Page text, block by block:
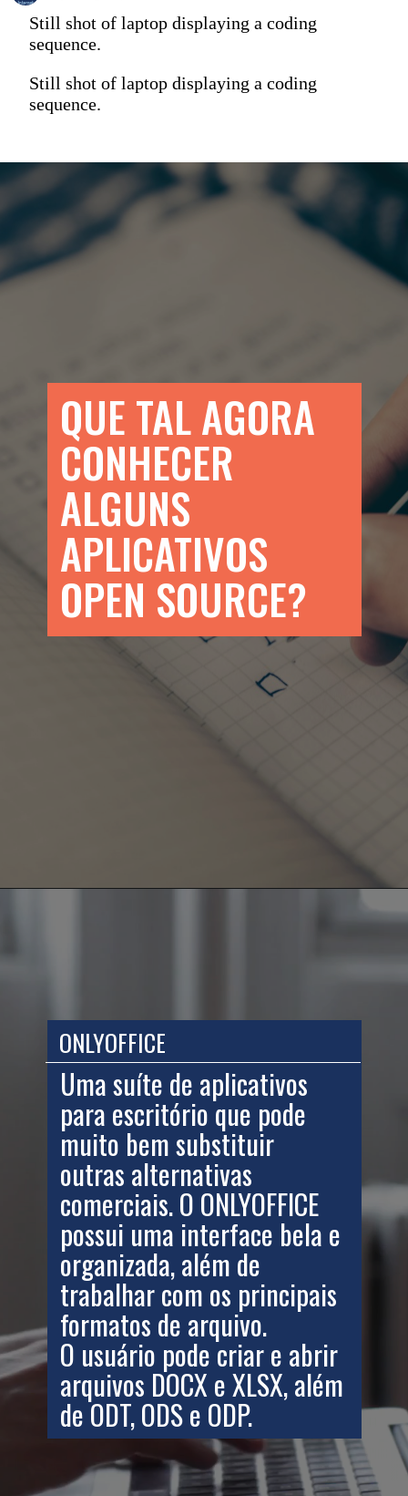
Still shot of laptop displaying a coding
sequence.
Still shot of laptop displaying a coding
sequence.
QUE TAL AGORA
CONHECER
ALGUNS
APLICATIVOS
OPEN SOURCE?
https://teclinux.com/software-open-source-20-alternativas-gratuitas-e-essenciais-para-windows-linux-e-mac/
ONLYOFFICE
Uma suíte de aplicativos
para escritório que pode
muito bem substituir
outras alternativas
comerciais. O ONLYOFFICE
possui uma interface bela e
organizada, além de
trabalhar com os principais
formatos de arquivo.
O usuário pode criar e abrir
arquivos DOCX e XLSX, além
de ODT, ODS e ODP.